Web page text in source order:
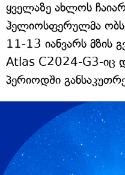
ყველაზე ახლოს
ჰელიოსფერულმა
11-13 იანვარს მზის
Atlas C2024-G3-იც
პერიოდში